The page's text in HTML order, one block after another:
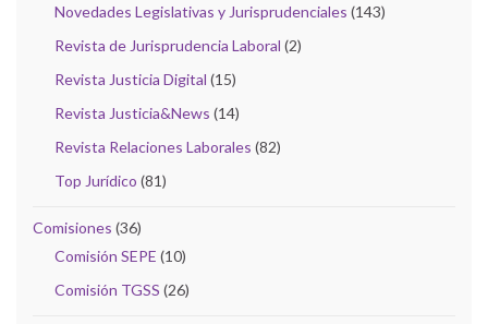
Novedades Legislativas y Jurisprudenciales (143)
Revista de Jurisprudencia Laboral (2)
Revista Justicia Digital (15)
Revista Justicia&News (14)
Revista Relaciones Laborales (82)
Top Jurídico (81)
Comisiones (36)
Comisión SEPE (10)
Comisión TGSS (26)